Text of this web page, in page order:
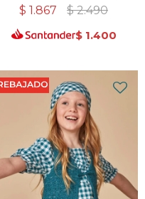
$ 1.867 $ 2.490
$ 1.400